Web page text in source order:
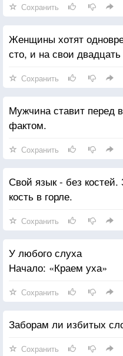
Сохранить
Женщины хотят
сто, и на свои двадцать
Сохранить
Мужчина ставит
фактом.
Сохранить
Свой язык - без костей.
кость в горле.
Сохранить
У любого слуха
Начало: «Краем уха»
Сохранить
Заборам ли избитых
Сохранить